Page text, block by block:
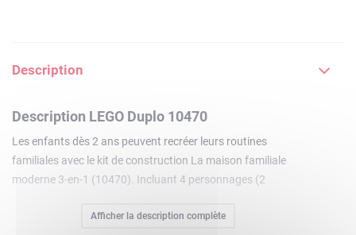
Description
Description LEGO Duplo 10470
Les enfants dès 2 ans peuvent recréer leurs routines
familiales avec le kit de construction La maison familiale
moderne 3-en-1 (10470). Incluant 4 personnages (2
aux tout-petits des activités d'apprentissage social et
Afficher la description complète